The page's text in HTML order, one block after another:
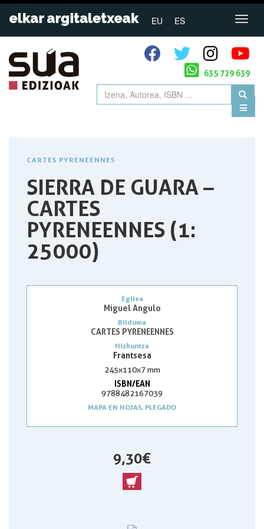
EU ES
635 729 639
CARTES PYRENEENNES
SIERRA DE GUARA –
CARTES
PYRENEENNES (1:
25000)
Egilea
Miguel Angulo
Bilduma
CARTES PYRENEENNES
Hizkuntza
Frantsesa
245x110x7 mm
ISBN/EAN
9788482167039
MAPA EN HOJAS, PLEGADO
9,30 €